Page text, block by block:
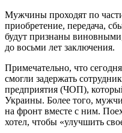
Мужчины проходят по
приобретение, передача,
будут признаны
до восьми лет заключения.
Примечательно, что
смогли задержать
предприятия (ЧОП),
Украины. Более того,
на фронт вместе с ним.
хотел, чтобы «улучшить